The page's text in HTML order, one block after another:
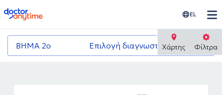
doctoranytime EL
ΒΗΜΑ 2ο Επιλογή διαγνωστικού κέντρου
Χάρτης Φίλτρα